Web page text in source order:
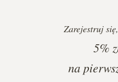
Zarejestruj
5%
na